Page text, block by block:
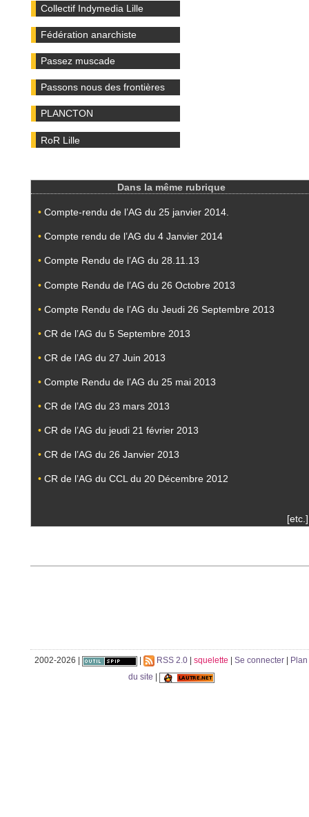
Collectif Indymedia Lille
Fédération anarchiste
Passez muscade
Passons nous des frontières
PLANCTON
RoR Lille
Dans la même rubrique
• Compte-rendu de l’AG du 25 janvier 2014.
• Compte rendu de l’AG du 4 Janvier 2014
• Compte Rendu de l’AG du 28.11.13
• Compte Rendu de l’AG du 26 Octobre 2013
• Compte Rendu de l’AG du Jeudi 26 Septembre 2013
• CR de l’AG du 5 Septembre 2013
• CR de l’AG du 27 Juin 2013
• Compte Rendu de l’AG du 25 mai 2013
• CR de l’AG du 23 mars 2013
• CR de l’AG du jeudi 21 février 2013
• CR de l’AG du 26 Janvier 2013
• CR de l’AG du CCL du 20 Décembre 2012
[etc.]
2002-2026 | RSS 2.0 squelette Se connecter
Plan
du site